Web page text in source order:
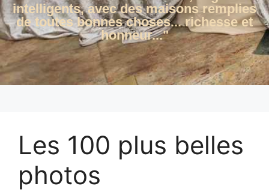
intelligents, avec des maisons remplies
de toutes bonnes choses... richesse et
honneur..."
Les 100 plus belles
photos